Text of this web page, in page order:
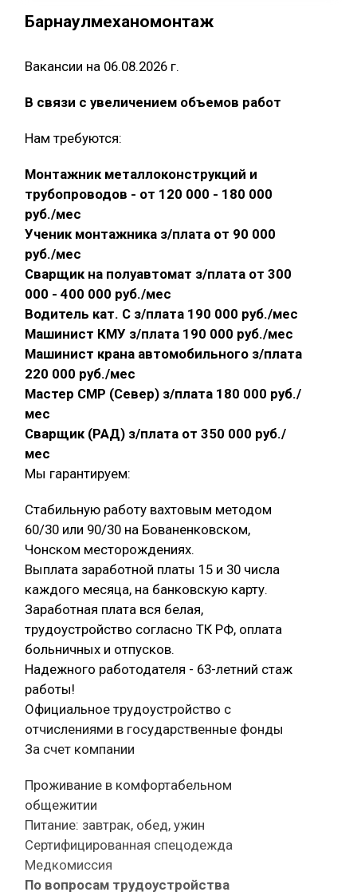
Барнаулмеханомонтаж
Вакансии на 06.08.2026 г.
В связи с увеличением объемов работ
Нам требуются:
Монтажник металлоконструкций и
трубопроводов - от 120 000 - 180 000
руб./мес
Ученик монтажника з/плата от 90 000
руб./мес
Сварщик на полуавтомат з/плата от 300
000 - 400 000 руб./мес
Водитель кат. С з/плата 190 000 руб./мес
Машинист КМУ з/плата 190 000 руб./мес
Машинист крана автомобильного з/плата
220 000 руб./мес
Мастер СМР (Север) з/плата 180 000 руб./
мес
Сварщик (РАД) з/плата от 350 000 руб./
мес
Мы гарантируем:
Стабильную работу вахтовым методом
60/30 или 90/30 на Бованенковском,
Чонском месторождениях.
Выплата заработной платы 15 и 30 числа
каждого месяца, на банковскую карту.
Заработная плата вся белая,
трудоустройство согласно ТК РФ, оплата
больничных и отпусков.
Надежного работодателя - 63-летний стаж
работы!
Официальное трудоустройство с
отчислениями в государственные фонды
За счет компании
Проживание в комфортабельном
общежитии
Питание: завтрак, обед, ужин
Сертифицированная спецодежда
Медкомиссия
По вопросам трудоустройства